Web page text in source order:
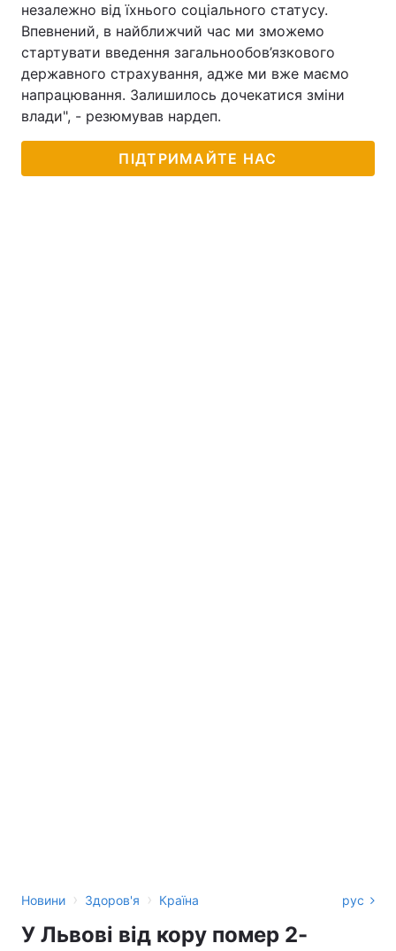
незалежно від їхнього соціального статусу.
Впевнений, в найближчий час ми зможемо
стартувати введення загальнообов’язкового
державного страхування, адже ми вже маємо
напрацювання. Залишилось дочекатися зміни
влади", - резюмував нардеп.
ПІДТРИМАЙТЕ НАС
Новини › Здоров'я › Країна рус
У Львові від кору помер 2-